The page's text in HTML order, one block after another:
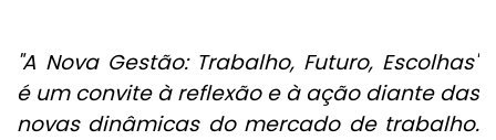
"A Nova Gestão: Trabalho, Futuro, Escolhas"
é um convite à reflexão e à ação diante das
novas dinâmicas do mercado de trabalho.